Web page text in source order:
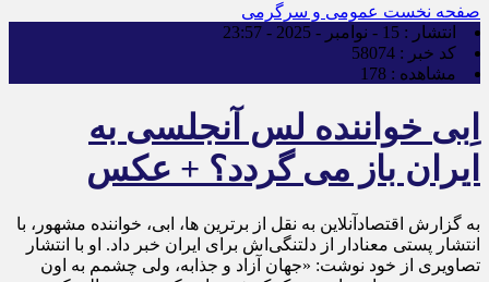
صفحه نخست عمومی و سرگرمی
انتشار : 15 - نوامبر - 2025 - 23:57
کد خبر : 58074
مشاهده : 178
اِبی خواننده لس آنجلسی به
ایران باز می گردد؟ + عکس
به گزارش اقتصادآنلاین به نقل از برترین ها، ابی، خواننده مشهور، با
انتشار پستی معنادار از دلتنگی‌اش برای ایران خبر داد. او با انتشار
تصاویری از خود نوشت: «جهان آزاد و جذابه، ولی چشمم به اون